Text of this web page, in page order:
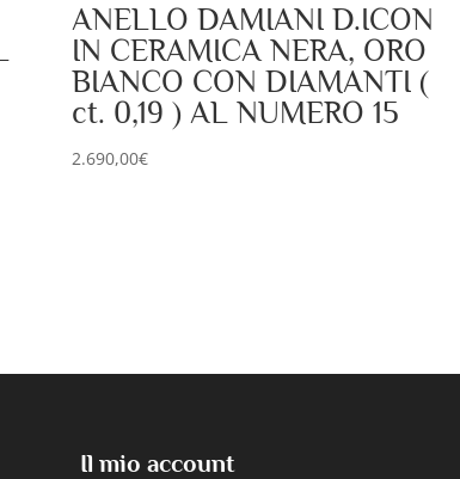
ANELLO DAMIANI D.ICON
IN CERAMICA NERA, ORO
BIANCO CON DIAMANTI (
ct. 0,19 ) AL NUMERO 15
2.690,00€
Il mio account